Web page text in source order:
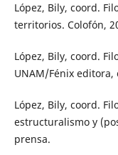
López, Bily, coord.
territorios. Colofón,
López, Bily, coord.
UNAM/Fénix editora,
López, Bily, coord.
estructuralismo y
prensa.